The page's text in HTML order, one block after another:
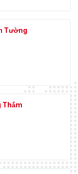
Tường
Thắm